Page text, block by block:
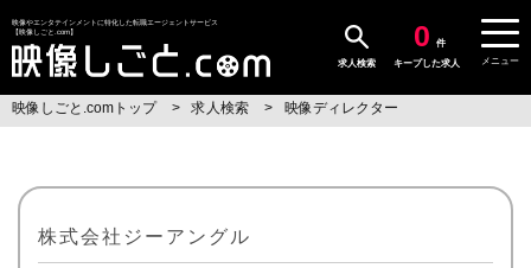
映像やエンタテインメントに特化した転職エージェントサービス
【映像しごと.com】
求人検索
0
件
キープした求人
メニュー
映像しごと.comトップ 求人検索 映像ディレクター
株式会社ジーアングル